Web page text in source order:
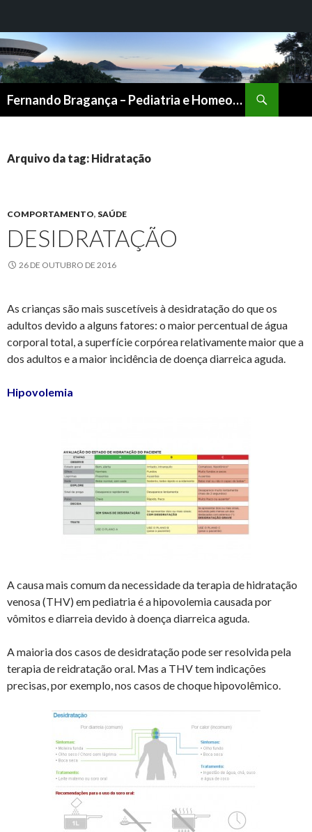
Fernando Bragança – Pediatria e Homeopatia
CONTEÚDO
Arquivo da tag: Hidratação
COMPORTAMENTO, SAÚDE
DESIDRATAÇÃO
26 DE OUTUBRO DE 2016
As crianças são mais suscetíveis à desidratação do que os
adultos devido a alguns fatores: o maior percentual de água
corporal total, a superfície corpórea relativamente maior que a
dos adultos e a maior incidência de doença diarreica aguda.
Hipovolemia
A causa mais comum da necessidade da terapia de hidratação
venosa (THV) em pediatria é a hipovolemia causada por
vômitos e diarreia devido à doença diarreica aguda.
A maioria dos casos de desidratação pode ser resolvida pela
terapia de reidratação oral. Mas a THV tem indicações
precisas, por exemplo, nos casos de choque hipovolêmico.